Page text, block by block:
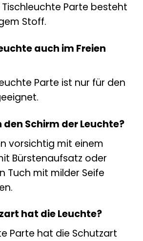
Tischleuchte Parte besteht
Stoff.
auch im Freien
Parte ist nur für den
den Schirm der Leuchte?
vorsichtig mit einem
Bürstenaufsatz oder
Tuch mit milder Seife
hat die Leuchte?
Parte hat die Schutzart